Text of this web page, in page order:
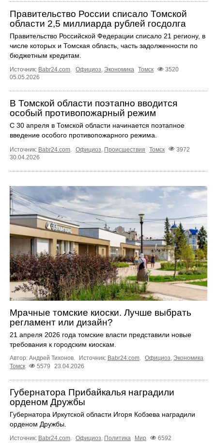
Правительство России списало Томской
области 2,5 миллиарда рублей госдолга
Правительство Российской Федерации списало 21 региону, в
числе которых и Томская область, часть задолженности по
бюджетным кредитам.
Источник: Babr24.com. Официоз, Экономика Томск
3520
05.05.2026
В Томской области поэтапно вводится
особый противопожарный режим
С 30 апреля в Томской области начинается поэтапное
введение особого противопожарного режима.
Источник: Babr24.com Официоз Происшествия Томск
3972
30.04.2026
Мрачные томские киоски. Лучше выбрать
регламент или дизайн?
21 апреля 2026 года томские власти представили новые
требования к городским киоскам.
Автор: Андрей Тихонов. Источник: Babr24.com. Официоз, Экономика
Томск
5579 23.04.2026
Губернатора Прибайкалья наградили
орденом Дружбы
Губернатора Иркутской области Игоря Кобзева наградили
орденом Дружбы.
Источник: Babr24.com. Официоз, Политика Мир
6592